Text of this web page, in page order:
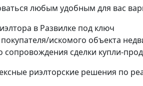
любым удобным для вас
в Развилке под ключ
искомого объекта
сопровождения сделки купли-
риэлторские решения по